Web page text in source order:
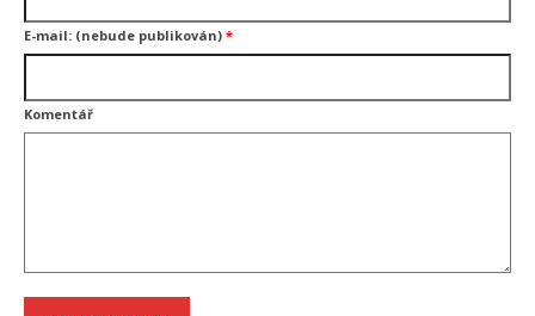
E-mail: (nebude publikován) *
Komentář